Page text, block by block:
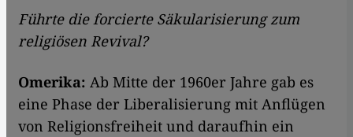
​​Führte die forcierte Säkularisierung zum
religiösen Revival?
Omerika: Ab Mitte der 1960er Jahre gab es
eine Phase der Liberalisierung mit Anflügen
von Religionsfreiheit und daraufhin ein